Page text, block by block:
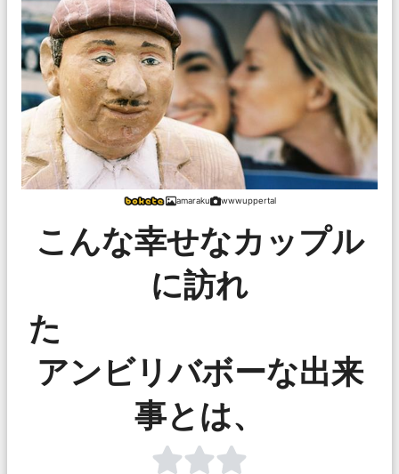
amaraku wwwuppertal
こんな幸せなカップル
に訪れ
アンビリバボーな出来
事とは、